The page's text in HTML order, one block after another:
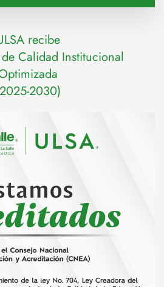
recibe
Calidad Institucional
2030)